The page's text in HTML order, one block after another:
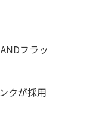
フラッ
クが採⽤